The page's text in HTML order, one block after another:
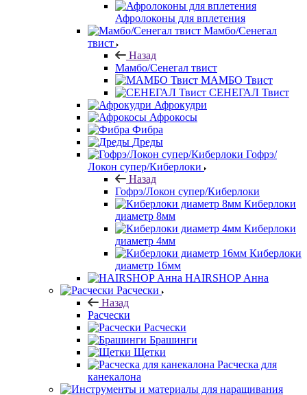
Афролоконы для вплетения
Мамбо/Сенегал
твист
Назад
Мамбо/Сенегал твист
МАМБО Твист
СЕНЕГАЛ Твист
Афрокудри
Афрокосы
Фибра
Дреды
Гофрэ/
Локон супер/Киберлоки
Назад
Гофрэ/Локон супер/Киберлоки
Киберлоки
диаметр 8мм
Киберлоки
диаметр 4мм
Киберлоки
диаметр 16мм
HAIRSHOP Анна
Расчески
Назад
Расчески
Расчески
Брашинги
Щетки
Расческа для
канекалона